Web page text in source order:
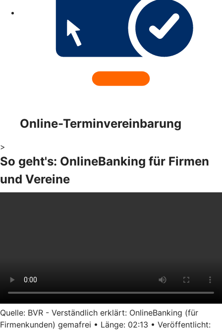
Online-Terminvereinbarung
>
So geht's: OnlineBanking für Firmen
und Vereine
Quelle: BVR - Verständlich erklärt: OnlineBanking (für
Firmenkunden) gemafrei • Länge: 02:13 • Veröffentlicht: